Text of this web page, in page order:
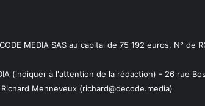
MEDIA SAS au capital de 75 192 euros. N° de
(indiquer à l'attention de la rédaction) - 26 rue
Richard Menneveux (richard@decode.media)